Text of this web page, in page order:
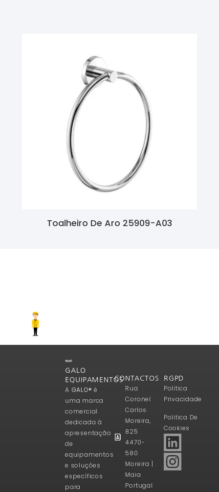
Toalheiro De Aro 25909-A03
GALO
EQUIPAMENTOS
A GALO® é
uma marca
comercial
dedicada à
apresentação
de
equipamentos
e soluções
específicos
para
CONTACTOS
Rua
Coronel
Carlos
Moreira,
825
4470-
580
Moreira |
Maia
Portugal
RGPD
Politica
Privacidade
Politica De
Cookies